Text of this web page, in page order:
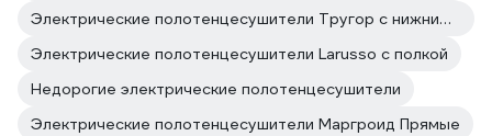
Электрические полотенцесушители Тругор с нижним подключением
Электрические полотенцесушители Larusso с полкой
Недорогие электрические полотенцесушители
Электрические полотенцесушители Маргроид Прямые